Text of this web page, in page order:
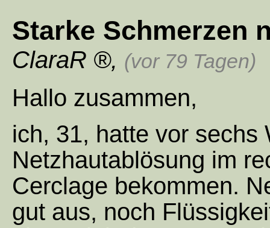
Starke Schmerzen
ClaraR , (vor 79 Tagen)
Hallo zusammen,
ich, 31, hatte vor sechs
Netzhautablösung im
Cerclage bekommen.
gut aus, noch